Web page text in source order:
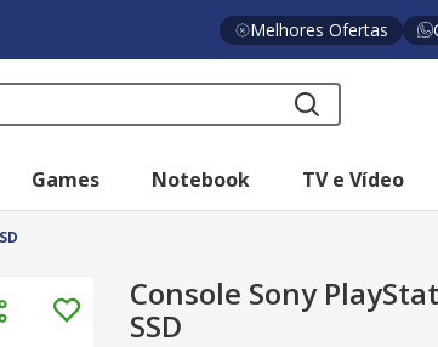
Melhores Ofertas
Games Notebook TV e Vídeo
Console Sony
SSD